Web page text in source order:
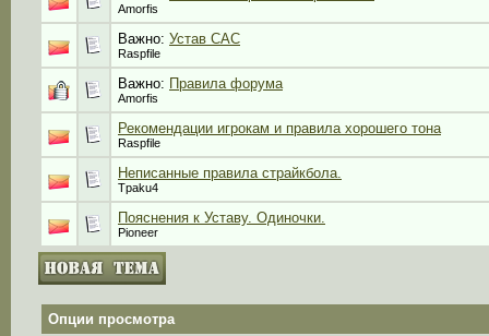
Amorfis
Важно: Устав САС
Raspfile
Важно: Правила форума
Amorfis
Рекомендации игрокам и правила хорошего тона
Raspfile
Неписанные правила страйкбола.
Tpaku4
Пояснения к Уставу. Одиночки.
Pioneer
Опции просмотра